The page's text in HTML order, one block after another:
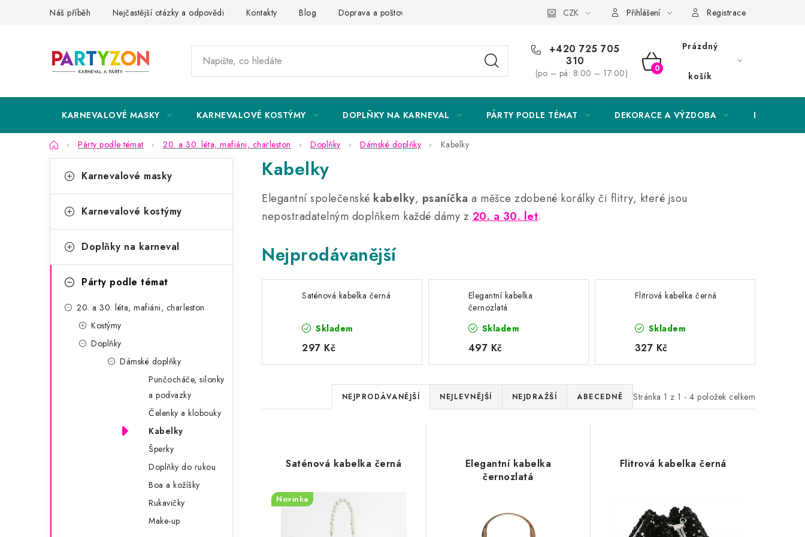
Náš příběh Nejčastější otázky a odpovědi Kontakty Blog Doprava a poštovné Obchodní podmínky Podmínky ochrany osobních údajů
CZK Přihlášení Registrace
+420 725 705
310
(po – pá: 8:00 – 17:00)
NÁKUPNÍ
Prázdný
košík
KARNEVALOVÉ MASKY KARNEVALOVÉ KOSTÝMY DOPLŇKY NA KARNEVAL PÁRTY PODLE TÉMAT DEKORACE A VÝZDOBA
DomůPárty podle témat 20. a 30. léta, mafiáni, charleston Doplňky Dámské doplňky Kabelky
o
t
r
kategorie
a
e
o
Karnevalové masky
Karnevalové kostýmy
Doplňky na karneval
Párty podle témat
20. a 30. léta, mafiáni, charleston
Kostýmy
Doplňky
Dámské doplňky
Punčocháče, silonky
a podvazky
Čelenky a klobouky
Kabelky
Šperky
Doplňky do rukou
Boa a kožíšky
Rukavičky
Make-up
Kabelky
Elegantní společenské kabelky, psaníčka a měšce zdobené korálky či flitry, které jsou
nepostradatelným doplňkem každé dámy z 20. a 30. let.
Nejprodávanější
Saténová kabelka černá
Skladem
297 Kč
Elegantní kabelka
černozlatá
Skladem
497 Kč
Flitrová kabelka černá
Skladem
327 Kč
Stránka 1 z 1 - 4 položek celkem
a
e
n
í
p
NEJPRODÁVANĚJŠÍ NEJLEVNĚJŠÍ NEJDRAŽŠÍ ABECEDNĚ
Saténová kabelka černá
Novinka
Elegantní kabelka
černozlatá
Flitrová kabelka černá